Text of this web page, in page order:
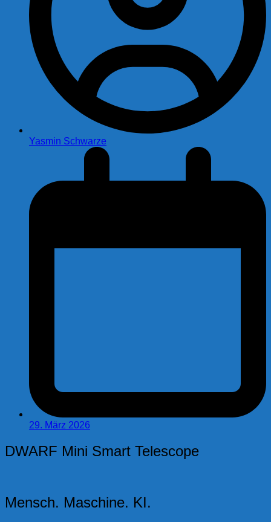
Yasmin Schwarze
29. März 2026
DWARF Mini Smart Telescope
Mensch. Maschine. KI.